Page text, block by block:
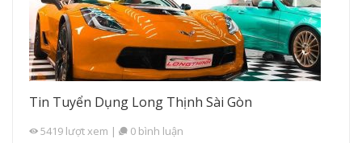
Tin Tuyển Dụng Long Thịnh Sài Gòn
5419 lượt xem | 0 bình luận